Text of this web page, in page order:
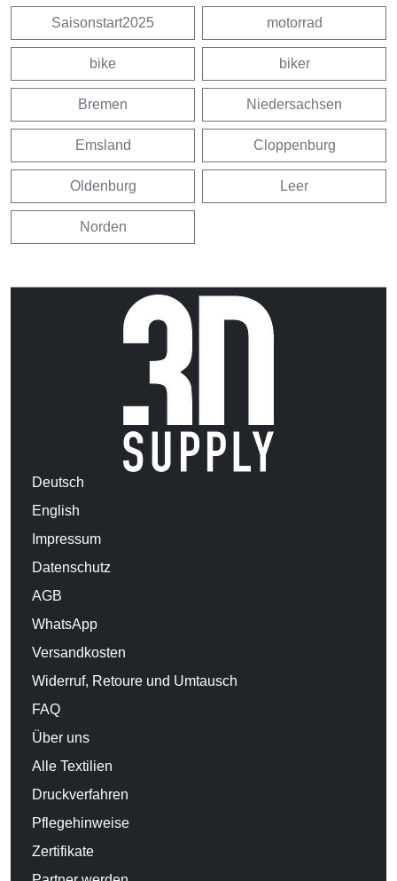
Saisonstart2025 motorrad
bike biker
Bremen Niedersachsen
Emsland Cloppenburg
Oldenburg Leer
Norden
Deutsch
English
Impressum
Datenschutz
AGB
WhatsApp
Versandkosten
Widerruf, Retoure und Umtausch
FAQ
Über uns
Alle Textilien
Druckverfahren
Pflegehinweise
Zertifikate